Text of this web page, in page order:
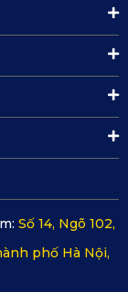
cốp
lưng ghế chỉ
sàn ô tô
Số 14, Ngõ 102,
phố Hà Nội,